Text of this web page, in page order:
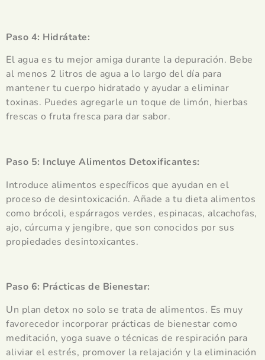
Paso 4: Hidrátate:
El agua es tu mejor amiga durante la depuración. Bebe
al menos 2 litros de agua a lo largo del día para
mantener tu cuerpo hidratado y ayudar a eliminar
toxinas. Puedes agregarle un toque de limón, hierbas
frescas o fruta fresca para dar sabor.
Paso 5: Incluye Alimentos Detoxificantes:
Introduce alimentos específicos que ayudan en el
proceso de desintoxicación. Añade a tu dieta alimentos
como brócoli, espárragos verdes, espinacas, alcachofas,
ajo, cúrcuma y jengibre, que son conocidos por sus
propiedades desintoxicantes.
Paso 6: Prácticas de Bienestar:
Un plan detox no solo se trata de alimentos. Es muy
favorecedor incorporar prácticas de bienestar como
meditación, yoga suave o técnicas de respiración para
aliviar el estrés, promover la relajación y la eliminación